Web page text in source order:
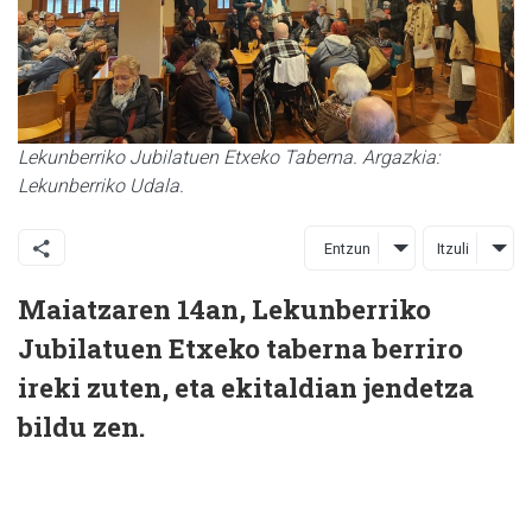
Lekunberriko Jubilatuen Etxeko Taberna. Argazkia:
Lekunberriko Udala.
Entzun Itzuli
Maiatzaren 14an, Lekunberriko
Jubilatuen Etxeko taberna berriro
ireki zuten, eta ekitaldian jendetza
bildu zen.